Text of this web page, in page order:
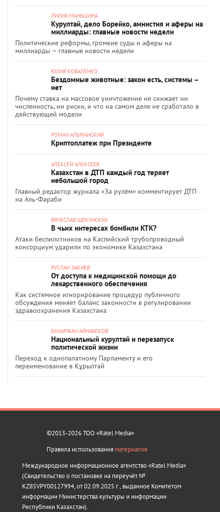
ЛИЛИЯ МАНЬШИНА
Курултай, дело Борейко, амнистия и аферы на
миллиарды: главные новости недели
Политические реформы, громкие суды и аферы на
миллиарды — главные новости недели
ЮЛИЯ КОВАЛЕНКО
Бездомные животные: закон есть, системы –
нет
Почему ставка на массовое уничтожение не снижает ни
численность, ни риски, и что на самом деле не сработало в
действующей модели
РОМАН АЛЬМАНСКИЙ
Криптоплатеж при Президенте
АЛЕКСЕЙ АЛЕКСЕЕВ
Казахстан в ДТП каждый год теряет
небольшой город
Главный редактор журнала «За рулём» комментирует ДТП
на Аль-Фараби
ВЯЧЕСЛАВ ЩЕКУНСКИХ
В чьих интересах бомбили КТК?
Атаки беспилотников на Каспийский трубопроводный
консорциум ударили по экономике Казахстана
РУСЛАН ЗАКИЕВ
От доступа к медицинской помощи до
лекарственного обеспечения
Как системное игнорирование процедур публичного
обсуждения меняет баланс законности в регулировании
здравоохранения Казахстана
БАУЫРЖАН АЙНАБЕКОВ
Национальный курултай и перезапуск
политической жизни
Переход к однопалатному Парламенту и его
переименование в Құрылтай
©2013-2026 ТОО «Ratel Media»
Правила использования материалов
Международное информационное агентство «Ratel Media»
(Свидетельство о постановке на переучёт №
KZ85VPY00127994, от 02.09.2025 г., выданное Комитетом
информации Министерства культуры и информации
Республики Казахстан).